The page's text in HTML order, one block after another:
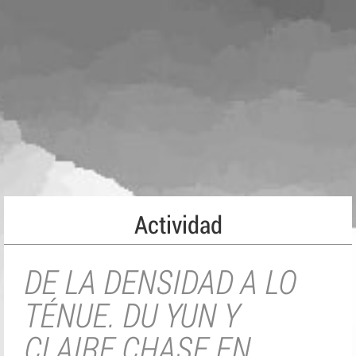
Actividad
DE LA DENSIDAD A LO
TÉNUE. DU YUN Y